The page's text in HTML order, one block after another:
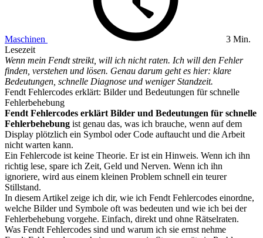
Maschinen
3 Min.
Lesezeit
Wenn mein Fendt streikt, will ich nicht raten. Ich will den Fehler
finden, verstehen und lösen. Genau darum geht es hier: klare
Bedeutungen, schnelle Diagnose und weniger Standzeit.
Fendt Fehlercodes erklärt: Bilder und Bedeutungen für schnelle
Fehlerbehebung
Fendt Fehlercodes erklärt Bilder und Bedeutungen für schnelle
Fehlerbehebung ist genau das, was ich brauche, wenn auf dem
Display plötzlich ein Symbol oder Code auftaucht und die Arbeit
nicht warten kann.
Ein Fehlercode ist keine Theorie. Er ist ein Hinweis. Wenn ich ihn
richtig lese, spare ich Zeit, Geld und Nerven. Wenn ich ihn
ignoriere, wird aus einem kleinen Problem schnell ein teurer
Stillstand.
In diesem Artikel zeige ich dir, wie ich Fendt Fehlercodes einordne,
welche Bilder und Symbole oft was bedeuten und wie ich bei der
Fehlerbehebung vorgehe. Einfach, direkt und ohne Rätselraten.
Was Fendt Fehlercodes sind und warum ich sie ernst nehme